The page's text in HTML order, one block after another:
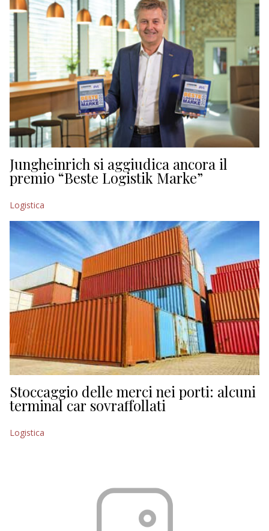
Jungheinrich si aggiudica ancora il
premio “Beste Logistik Marke”
Logistica
Stoccaggio delle merci nei porti: alcuni
terminal car sovraffollati
Logistica